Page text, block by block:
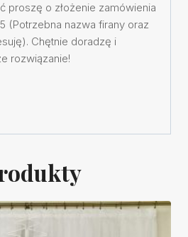
proszę o złożenie zamówienia
(Potrzebna nazwa firany oraz
Chętnie doradzę i
rozwiązanie!